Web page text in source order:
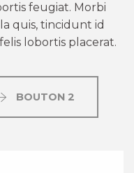
feugiat. Morbi
quis, tincidunt id
lobortis placerat.
BOUTON 2